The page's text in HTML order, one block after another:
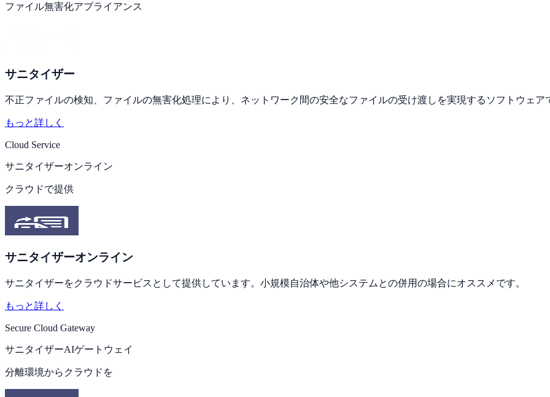
ファイル無害化アプライアンス
サニタイザー
不正ファイルの検知、ファイルの無害化処理により、ネットワーク間の安全なファイルの受け渡しを実現するソフトウェア
もっと詳しく
Cloud Service
サニタイザーオンライン
クラウドで提供
サニタイザーオンライン
サニタイザーをクラウドサービスとして提供しています。小規模自治体や他システムとの併用の場合にオススメです。
もっと詳しく
Secure Cloud Gateway
サニタイザーAIゲートウェイ
分離環境からクラウドを